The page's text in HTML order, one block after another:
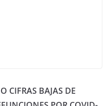
CIFRAS BAJAS DE